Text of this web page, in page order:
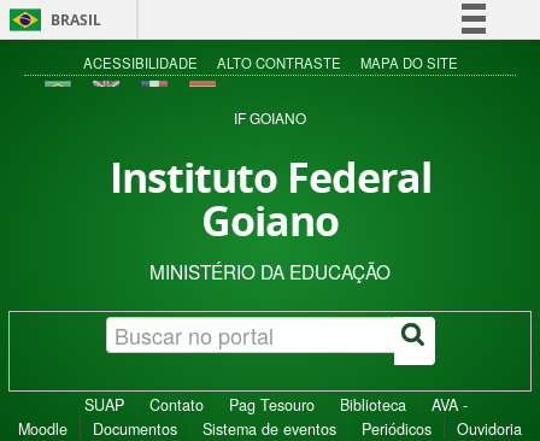
BRASIL
Simplifique!
Acesso à informação
ACESSIBILIDADE ALTO CONTRASTE MAPA DO SITE
IF GOIANO
Instituto Federal
Goiano
MINISTÉRIO DA EDUCAÇÃO
SUAP Contato Pag Tesouro Biblioteca
AVA -
Moodle
Documentos Sistema de eventos Periódicos Ouvidoria